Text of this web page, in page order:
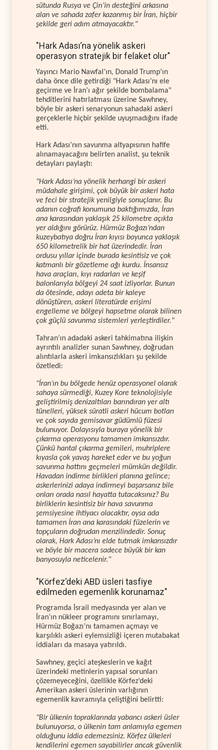
sütunda Rusya ve Çin’in desteğini arkasına
alan ve sahada zafer kazanmış bir İran, hiçbir
şekilde geri adım atmayacaktır."
"Hark Adası’na yönelik askeri
operasyon stratejik bir felaket olur"
Yayıncı Mario Nawfal’ın, Donald Trump’ın
daha önce dile getirdiği "Hark Adası’nı ele
geçirme ve İran’ı ağır şekilde bombalama"
tehditlerini hatırlatması üzerine Sawhney,
böyle bir askeri senaryonun sahadaki askeri
gerçeklerle hiçbir şekilde uyuşmadığını ifade
etti.
Hark Adası’nın savunma altyapısının hafife
alınamayacağını belirten analist, şu teknik
detayları paylaştı:
"Hark Adası’na yönelik herhangi bir askeri
müdahale girişimi, çok büyük bir askeri hata
ve feci bir stratejik yenilgiyle sonuçlanır. Bu
adanın coğrafi konumuna baktığımızda, İran
ana karasından yaklaşık 25 kilometre açıkta
yer aldığını görürüz. Hürmüz Boğazı’ndan
kuzeybatıya doğru İran kıyısı boyunca yaklaşık
650 kilometrelik bir hat üzerindedir. İran
ordusu yıllar içinde burada kesintisiz ve çok
katmanlı bir gözetleme ağı kurdu. İnsansız
hava araçları, kıyı radarları ve keşif
balonlarıyla bölgeyi 24 saat izliyorlar. Bunun
da ötesinde, adayı adeta bir kaleye
dönüştüren, askeri literatürde erişimi
engelleme ve bölgeyi hapsetme olarak bilinen
çok güçlü savunma sistemleri yerleştirdiler."
Tahran’ın adadaki askeri tahkimatına ilişkin
ayrıntılı analizler sunan Sawhney, doğrudan
alıntılarla askeri imkansızlıkları şu şekilde
özetledi:
"İran’ın bu bölgede henüz operasyonel olarak
sahaya sürmediği, Kuzey Kore teknolojisiyle
geliştirilmiş denizaltıları barındıran yer altı
tünelleri, yüksek süratli askeri hücum botları
ve çok sayıda gemisavar güdümlü füzesi
bulunuyor. Dolayısıyla buraya yönelik bir
çıkarma operasyonu tamamen imkansızdır.
Çünkü hantal çıkarma gemileri, muhriplere
kıyasla çok yavaş hareket eder ve bu yoğun
savunma hattını geçmeleri mümkün değildir.
Havadan indirme birlikleri planına gelince;
askerlerinizi adaya indirmeyi başarsanız bile
onları orada nasıl hayatta tutacaksınız? Bu
birliklerin kesintisiz bir hava savunma
şemsiyesine ihtiyacı olacaktır, oysa ada
tamamen İran ana karasındaki füzelerin ve
topçuların doğrudan menzilindedir. Sonuç
olarak, Hark Adası’nı elde tutmak imkansızdır
ve böyle bir macera sadece büyük bir kan
banyosuyla neticelenir."
"Körfez’deki ABD üsleri tasfiye
edilmeden egemenlik korunamaz"
Programda İsrail medyasında yer alan ve
İran’ın nükleer programını sınırlamayı,
Hürmüz Boğazı’nı tamamen açmayı ve
karşılıklı askeri eylemsizliği içeren mutabakat
iddiaları da masaya yatırıldı.
Sawhney, geçici ateşkeslerin ve kağıt
üzerindeki metinlerin yapısal sorunları
çözemeyeceğini, özellikle Körfez’deki
Amerikan askeri üslerinin varlığının
egemenlik kavramıyla çeliştiğini belirtti:
"Bir ülkenin topraklarında yabancı askeri üsler
bulunuyorsa, o ülkenin tam anlamıyla egemen
olduğunu iddia edemezsiniz. Körfez ülkeleri
kendilerini egemen sayabilirler ancak güvenlik